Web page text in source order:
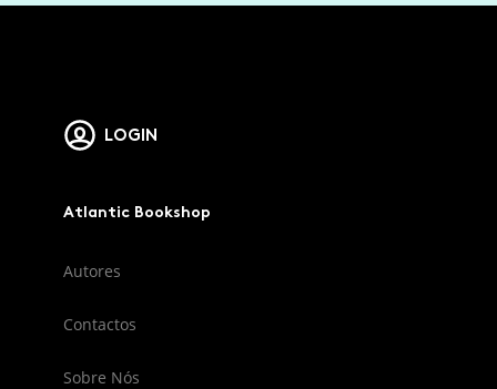
LOGIN
Atlantic Bookshop
Autores
Contactos
Sobre Nós